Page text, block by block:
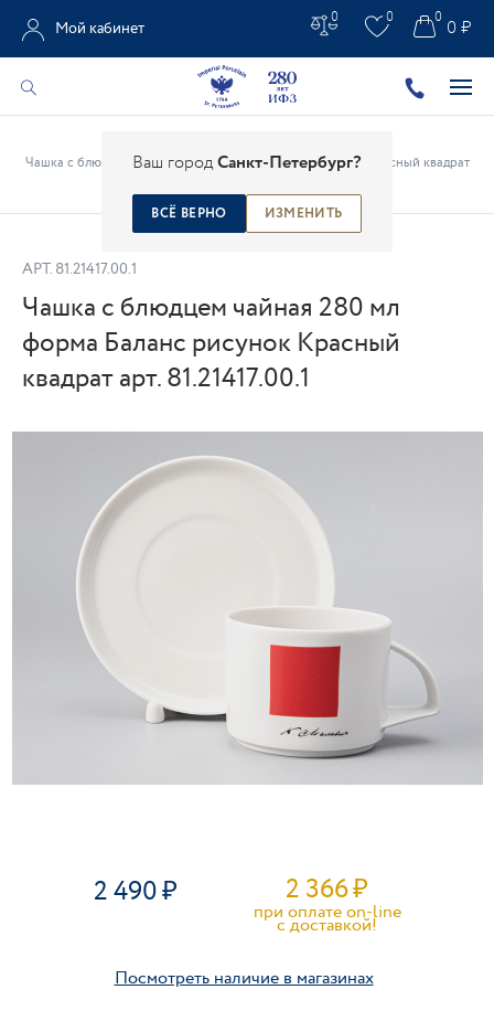
Ваш городСанкт-Петербург?
ВСЁ ВЕРНО ИЗМЕНИТЬ
Мой кабинет
0 0 0 ₽
0
Чашка с блюдцем чайная 280 мл форма Баланс рисунок Красный квадрат
АРТ. 81.21417.00.1
Чашка с блюдцем чайная 280 мл
форма Баланс рисунок Красный
квадрат арт. 81.21417.00.1
2 490 2 366₽
при оплате on-line
c доставкой!
Посмотреть наличие в магазинах